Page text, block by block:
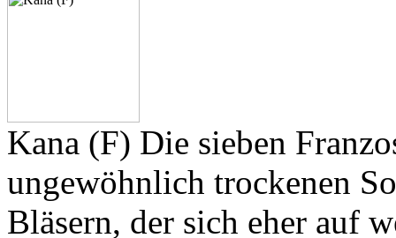
Kana (F) Die sieben
ungewöhnlich trockenen
Bläsern, der sich eher auf